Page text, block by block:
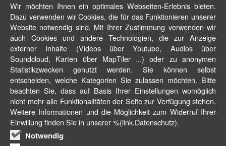
Wir möchten Ihnen ein optimales Webseiten-Erlebnis bieten.
Dazu verwenden wir Cookies, die für das Funktionieren unserer
Website notwendig sind. Mit Ihrer Zustimmung verwenden wir
auch Cookies und andere Technologien, die zur Anzeige
externer Inhalte (Videos über Youtube, Audios über
Soundcloud, Karten über MapTiler ...) oder zu anonymen
Statistikzwecken genutzt werden. Sie können selbst
entscheiden, welche Kategorien Sie zulassen möchten. Bitte
beachten Sie, dass auf Basis Ihrer Einstellungen womöglich
nicht mehr alle Funktionalitäten der Seite zur Verfügung stehen.
Weitere Informationen und die Möglichkeit zum Widerruf Ihrer
Einwillung finden Sie in unserer %(link.Datenschutz).
Notwendig